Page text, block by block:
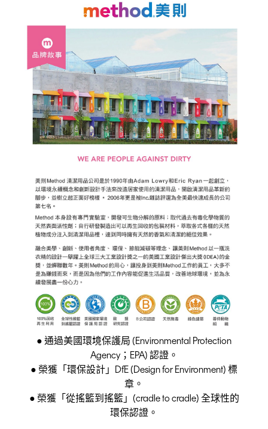
● 通過美國環境保護局 (Environmental Protection
Agency；EPA) 認證。
● 榮獲「環保設計」DfE (Design for Environment) 標
章。
● 榮獲「從搖籃到搖籃」(cradle to cradle) 全球性的
環保認證。